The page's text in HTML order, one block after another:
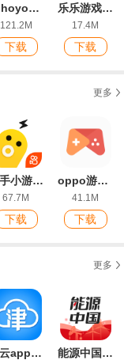
mihoyo米游社手机版
121.2M
下载
乐乐游戏盒子安卓版
17.4M
下载
更多
快手小游戏2026最新版本
67.7M
下载
oppo游戏中心客户端
41.1M
下载
更多
津云app官方版 能源中国app最新版本